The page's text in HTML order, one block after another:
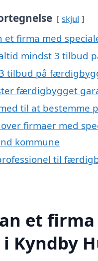
skjul
et firma med
mindst 3 tilbud
tilbud på
færdigbygget
til at bestemme
firmaer med
kommune
til
et
Kyndby